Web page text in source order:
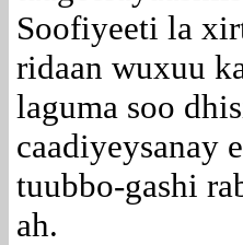
Soofiyeeti la
ridaan wuxuu
laguma soo
caadiyeysanay
tuubbo-gashi
ah.